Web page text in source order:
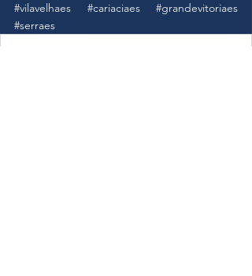
#vilavelhaes
#cariaciaes
#grandevitoriaes
#serraes